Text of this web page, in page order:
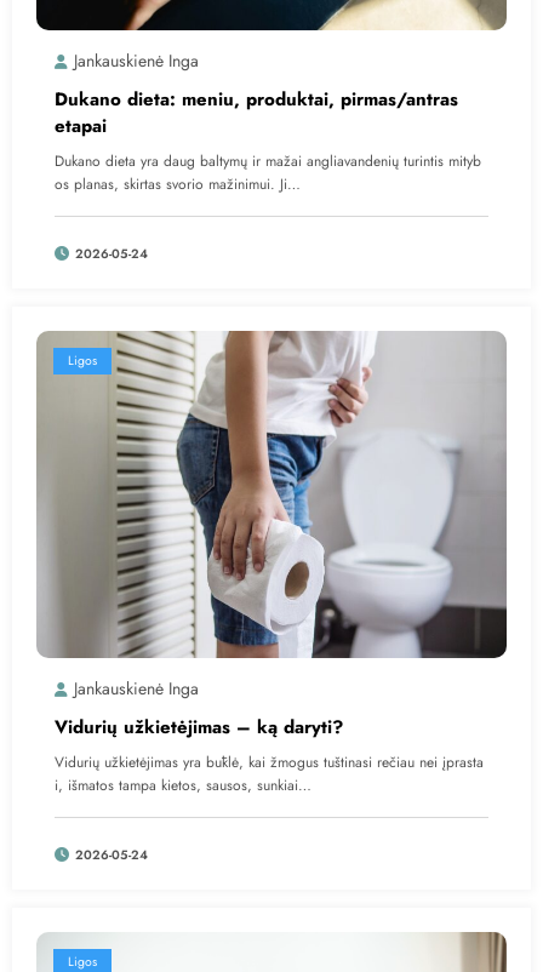
Jankauskienė Inga
Dukano dieta: meniu, produktai, pirmas/antras
etapai
Dukano dieta yra daug baltymų ir mažai angliavandenių turintis mityb
os planas, skirtas svorio mažinimui. Ji…
2026-05-24
Ligos
Jankauskienė Inga
Vidurių užkietėjimas – ką daryti?
Vidurių užkietėjimas yra būklė, kai žmogus tuštinasi rečiau nei įprasta
i, išmatos tampa kietos, sausos, sunkiai…
2026-05-24
Ligos